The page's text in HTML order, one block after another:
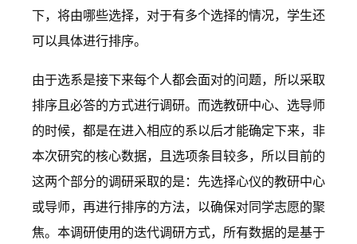
下，将由哪些选择，对于有多个选择的情况，学生还
可以具体进行排序。
由于选系是接下来每个人都会面对的问题，所以采取
排序且必答的方式进行调研。而选教研中心、选导师
的时候，都是在进入相应的系以后才能确定下来，非
本次研究的核心数据，且选项条目较多，所以目前的
这两个部分的调研采取的是：先选择心仪的教研中心
或导师，再进行排序的方法，以确保对同学志愿的聚
焦。本调研使用的迭代调研方式，所有数据的是基于